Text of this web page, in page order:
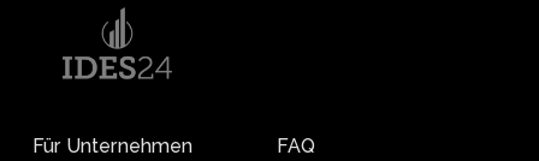
Für Unternehmen
FAQ